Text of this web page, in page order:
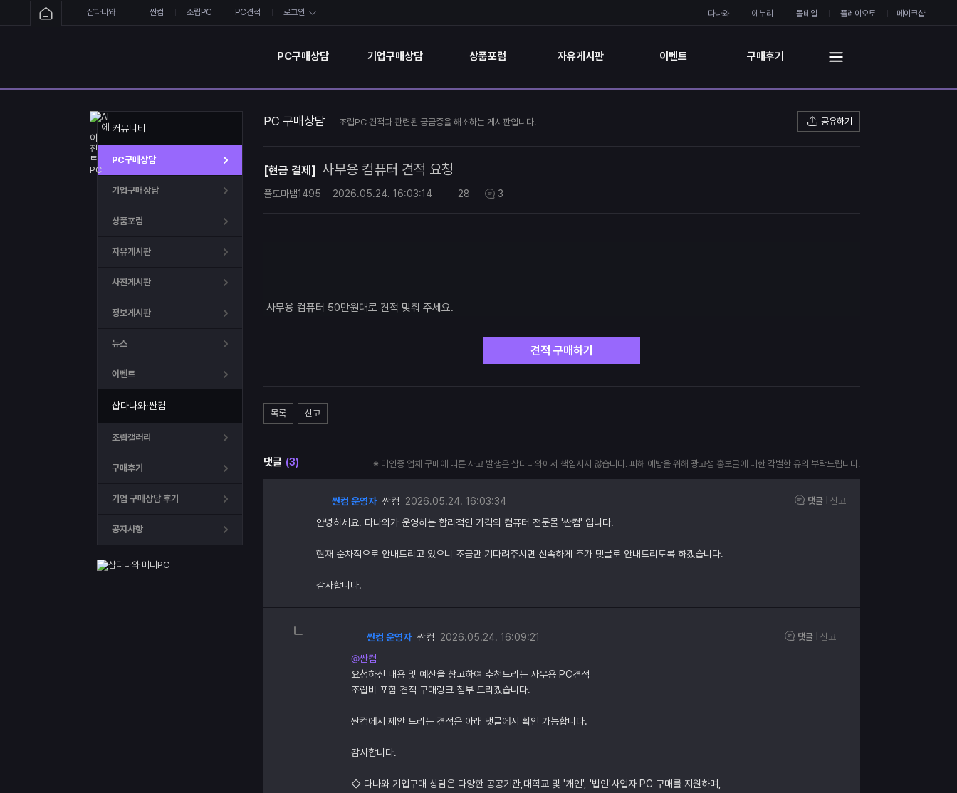
샵다나와 싼컴 조립PC PC견적 로그인 다나와 에누리 몰테일 플레이오토 메이크샵
PC구매상담 기업구매상담 상품포럼 자유게시판 이벤트 구매후기
커뮤니티
PC구매상담
기업구매상담
상품포럼
자유게시판
사진게시판
정보게시판
뉴스
이벤트
샵다나와·싼컴
조립갤러리
구매후기
기업 구매상담 후기
공지사항
PC 구매상담 조립PC 견적과 관련된 궁금증을 해소하는 게시판입니다. 공유하기
[현금 결제] 사무용 컴퓨터 견적 요청
풀도마뱀1495 2026.05.24. 16:03:14 28 3
사무용 컴퓨터 50만원대로 견적 맞춰 주세요.
견적 구매하기
목록 신고
댓글 (3) ※ 미인증 업체 구매에 따른 사고 발생은 샵다나와에서 책임지지 않습니다. 피해 예방을 위해 광고성 홍보글에 대한 각별한 유의 부탁드립니다.
싼컴 운영자 싼컴 2026.05.24. 16:03:34 댓글 신고
안녕하세요. 다나와가 운영하는 합리적인 가격의 컴퓨터 전문몰 '싼컴' 입니다.
현재 순차적으로 안내드리고 있으니 조금만 기다려주시면 신속하게 추가 댓글로 안내드리도록 하겠습니다.
감사합니다.
싼컴 운영자 싼컴 2026.05.24. 16:09:21 댓글 신고
@싼컴
요청하신 내용 및 예산을 참고하여 추천드리는 사무용 PC견적
조립비 포함 견적 구매링크 첨부 드리겠습니다.
싼컴에서 제안 드리는 견적은 아래 댓글에서 확인 가능합니다.
감사합니다.
◇ 다나와 기업구매 상담은 다양한 공공기관,대학교 및 '개인', '법인'사업자 PC 구매를 지원하며,